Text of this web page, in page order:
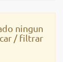
ningun
/ filtrar